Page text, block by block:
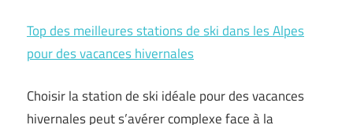
Top des meilleures stations de ski dans les Alpes
pour des vacances hivernales
Choisir la station de ski idéale pour des vacances
hivernales peut s’avérer complexe face à la